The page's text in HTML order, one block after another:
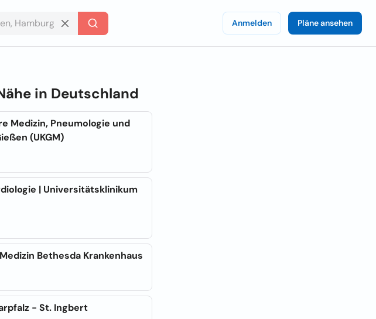
Anmelden Pläne ansehen
in Deutschland
Medizin, Pneumologie und
(UKGM)
| Universitätsklinikum
Bethesda Krankenhaus
- St. Ingbert